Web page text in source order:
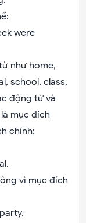
were
như home,
school, class,
động từ và
mục đích
chính:
vì mục đích